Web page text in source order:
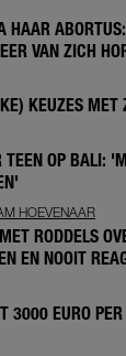
HAAR
VAN ZICH
KEUZES MET
TEEN OP BALI:
HOEVENAAR
RODDELS
EN NOOIT
3000 EURO